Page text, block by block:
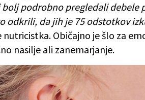
bolj podrobno pregledali
odkrili, da jih je 75 odstotkov
nutricistka. Običajno je šlo za
nasilje ali zanemarjanje.